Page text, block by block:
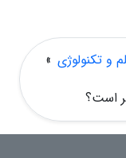
و تکنولوژی »
است؟